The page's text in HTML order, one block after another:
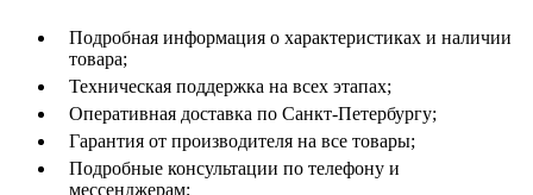
Подробная информация о характеристиках и наличии
товара;
Техническая поддержка на всех этапах;
Оперативная доставка по Санкт-Петербургу;
Гарантия от производителя на все товары;
Подробные консультации по телефону и
мессенджерам;